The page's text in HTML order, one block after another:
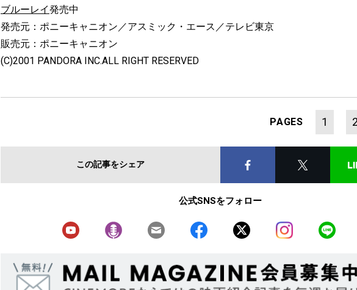
ブルーレイ発売中
発売元：ポニーキャニオン／アスミック・エース／テレビ東京
販売元：ポニーキャニオン
(C)2001 PANDORA INC.ALL RIGHT RESERVED
PAGES 1 2
この記事をシェア
公式SNSをフォロー